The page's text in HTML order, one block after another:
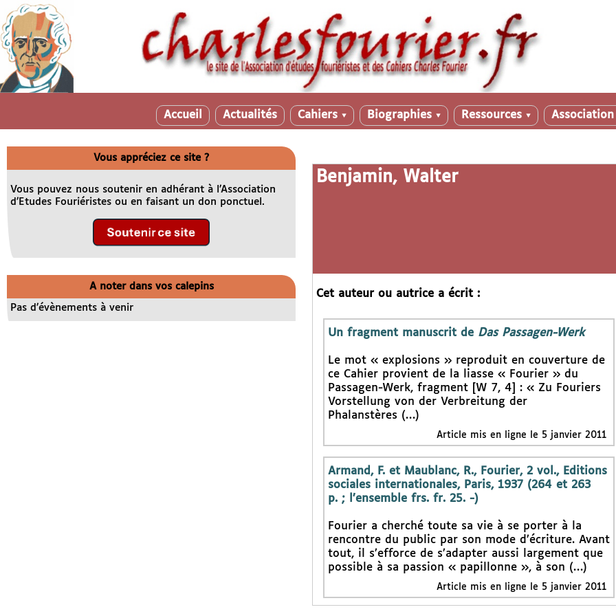
Accueil Actualités Cahiers ▼ Biographies ▼ Ressources ▼
Benjamin, Walter
Cet auteur ou autrice a écrit :
Un fragment manuscrit de Das Passagen-Werk
Le mot « explosions » reproduit en couverture de
ce Cahier provient de la liasse « Fourier » du
Passagen-Werk, fragment [W 7, 4] : « Zu Fouriers
Vorstellung von der Verbreitung der
Phalanstères (…)
Article mis en ligne le 5 janvier 2011
Armand, F. et Maublanc, R., Fourier, 2 vol., Editions
sociales internationales, Paris, 1937 (264 et 263
p. ; l’ensemble frs. fr. 25. -)
Fourier a cherché toute sa vie à se porter à la
rencontre du public par son mode d’écriture. Avant
tout, il s’efforce de s’adapter aussi largement que
possible à sa passion « papillonne », à son (…)
Article mis en ligne le 5 janvier 2011
Vous appréciez ce site ?
Vous pouvez nous soutenir en adhérant à l’Association
d’Etudes Fouriéristes ou en faisant un don ponctuel.
A noter dans vos calepins
Pas d’évènements à venir